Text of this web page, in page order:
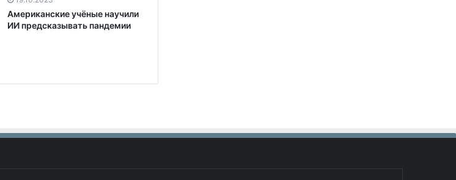
Американские учёные научили
ИИ предсказывать пандемии